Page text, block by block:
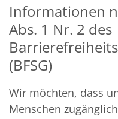
Informationen
Abs. 1 Nr. 2 des
(BFSG)
Wir möchten, dass
Menschen